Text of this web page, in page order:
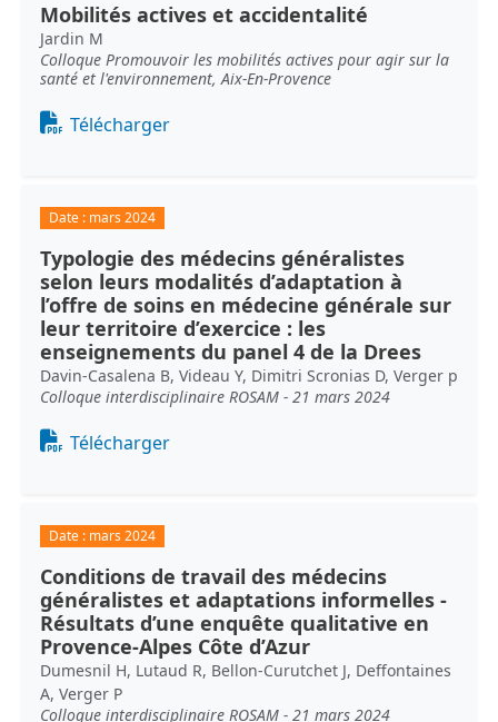
Mobilités actives et accidentalité
Jardin M
Colloque Promouvoir les mobilités actives pour agir sur la
santé et l'environnement, Aix-En-Provence
Document
Télécharger
Date : mars 2024
Typologie des médecins généralistes
selon leurs modalités d’adaptation à
l’offre de soins en médecine générale sur
leur territoire d’exercice : les
enseignements du panel 4 de la Drees
Davin-Casalena B, Videau Y, Dimitri Scronias D, Verger p
Colloque interdisciplinaire ROSAM - 21 mars 2024
Document
Télécharger
Date : mars 2024
Conditions de travail des médecins
généralistes et adaptations informelles -
Résultats d’une enquête qualitative en
Provence-Alpes Côte d’Azur
Dumesnil H, Lutaud R, Bellon-Curutchet J, Deffontaines
A, Verger P
Colloque interdisciplinaire ROSAM - 21 mars 2024